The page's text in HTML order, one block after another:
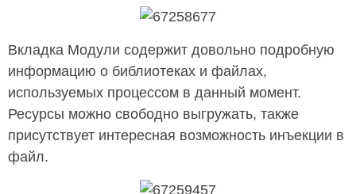
Вкладка Модули содержит довольно подробную
информацию о библиотеках и файлах,
используемых процессом в данный момент.
Ресурсы можно свободно выгружать, также
присутствует интересная возможность инъекции в
файл.